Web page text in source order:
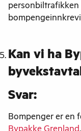
personbiltrafikken
Kan vi ha
Svar:
Bompenger er en